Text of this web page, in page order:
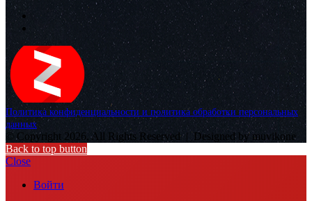
Политика конфиденциальности и политика обработки персональных
данных
© Copyright 2026, All Rights Reserved | Designed by muvikone
Back to top button
Close
Войти